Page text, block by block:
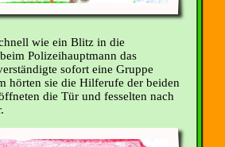
wie ein Blitz in die
Polizeihauptmann das
sofort eine Gruppe
hörten sie die Hilferufe der beiden
die Tür und fesselten nach